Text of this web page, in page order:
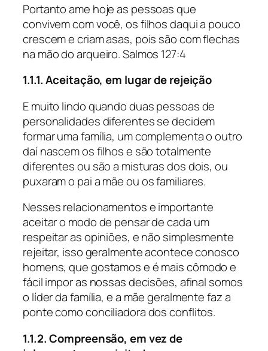
Portanto ame hoje as pessoas que
convivem com você, os filhos daqui a pouco
crescem e criam asas, pois são com flechas
na mão do arqueiro. Salmos 127:4
1.1.1. Aceitação, em lugar de rejeição
E muito lindo quando duas pessoas de
personalidades diferentes se decidem
formar uma família, um complementa o outro
daí nascem os filhos e são totalmente
diferentes ou são a misturas dos dois, ou
puxaram o pai a mãe ou os familiares.
Nesses relacionamentos e importante
aceitar o modo de pensar de cada um
respeitar as opiniões, e não simplesmente
rejeitar, isso geralmente acontece conosco
homens, que gostamos e é mais cômodo e
fácil impor as nossas decisões, afinal somos
o líder da família, e a mãe geralmente faz a
ponte como conciliadora dos conflitos.
1.1.2. Compreensão, em vez de